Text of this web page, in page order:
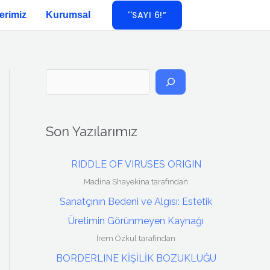
Kurumsal ''SAYI 6!”
r
Son Yazılarımız
RIDDLE OF VIRUSES ORIGIN
Madina Shayekina tarafından
Sanatçının Bedeni ve Algısı: Estetik
Üretimin Görünmeyen Kaynağı
İrem Özkul tarafından
BORDERLINE KİŞİLİK BOZUKLUĞU